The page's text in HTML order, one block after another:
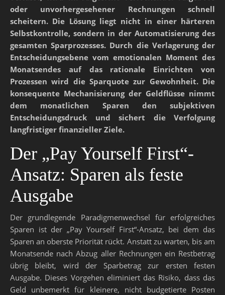
oder unvorhergesehener Rechnungen schnell
scheitern. Die Lösung liegt nicht in einer härteren
Selbstkontrolle, sondern in der Automatisierung des
gesamten Sparprozesses. Durch die Verlagerung der
Entscheidungsebene vom emotionalen Moment des
Monatsendes auf das rationale Einrichten von
Prozessen wird die Sparquote zur Gewohnheit. Die
konsequente Mechanisierung der Geldflüsse nimmt
dem monatlichen Sparen den subjektiven
Entscheidungsdruck und sichert die Verfolgung
langfristiger finanzieller Ziele.
Der „Pay Yourself First“-
Ansatz: Sparen als feste
Ausgabe
Der grundlegende Paradigmenwechsel für erfolgreiches
Sparen ist der „Pay Yourself First“-Ansatz, bei dem das
Sparen an oberste Priorität rückt. Anstatt zu warten, bis am
Monatsende nach Abzug aller Rechnungen ein Restbetrag
übrig bleibt, wird der Sparbetrag zur ersten festen
Ausgabe. Dieses Vorgehen eliminiert das Risiko, dass das
Geld unbemerkt für kleinere, nicht budgetierte Posten